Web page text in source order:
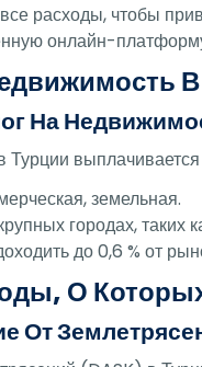
расходы, чтобы
онлайн-
На
выплачивается
земельная.
городах, таких
до 0,6 % от
О
От